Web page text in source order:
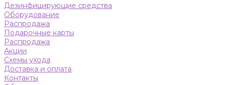
Дезинфицирующие средства
Оборудование
Распродажа
Подарочные карты
Распродажа
Акции
Схемы ухода
Доставка и оплата
Контакты